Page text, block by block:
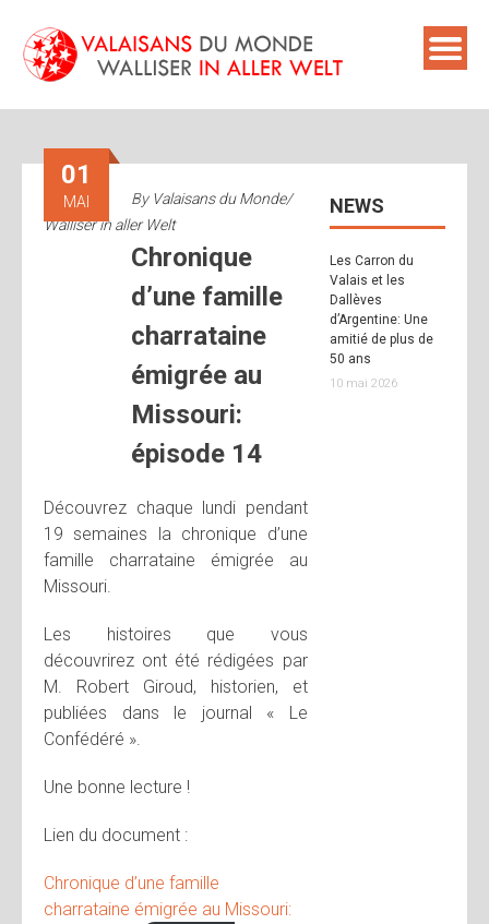
content
01
MAI By Valaisans du Monde/
Walliser in aller Welt
Chronique
d’une famille
charrataine
émigrée au
Missouri:
épisode 14
Découvrez chaque lundi pendant
19 semaines la chronique d’une
famille charrataine émigrée au
Missouri.
Les histoires que vous
découvrirez ont été rédigées par
M. Robert Giroud, historien, et
publiées dans le journal « Le
Confédéré ».
Une bonne lecture !
Lien du document :
Chronique d’une famille
charrataine émigrée au Missouri:
NEWS
Les Carron du
Valais et les
Dallèves
d’Argentine: Une
amitié de plus de
50 ans
10 mai 2026